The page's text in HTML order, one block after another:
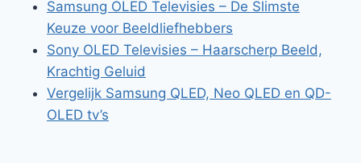
Samsung OLED Televisies – De Slimste
Keuze voor Beeldliefhebbers
Sony OLED Televisies – Haarscherp Beeld,
Krachtig Geluid
Vergelijk Samsung QLED, Neo QLED en QD-
OLED tv’s